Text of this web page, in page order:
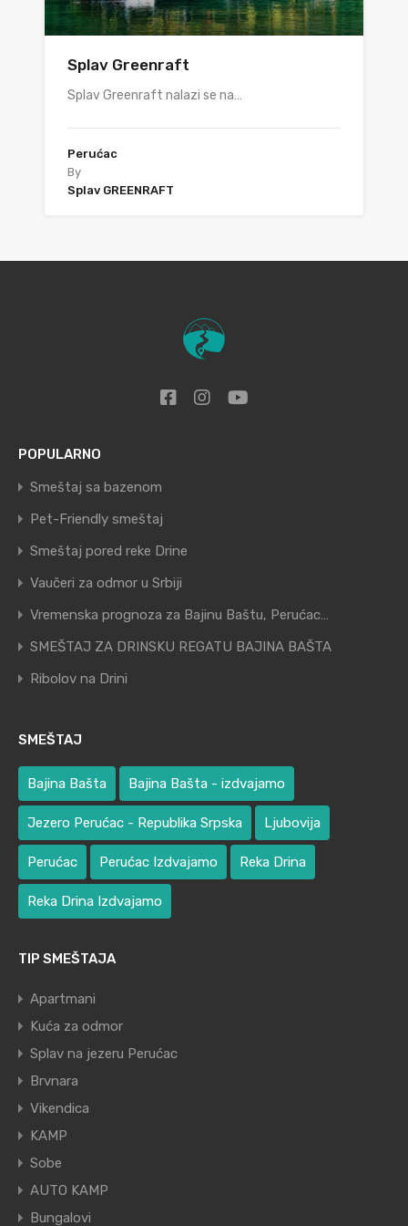
Splav Greenraft
Splav Greenraft nalazi se na…
Perućac
By
Splav GREENRAFT
POPULARNO
Smeštaj sa bazenom
Pet-Friendly smeštaj
Smeštaj pored reke Drine
Vaučeri za odmor u Srbiji
Vremenska prognoza za Bajinu Baštu, Perućac…
SMEŠTAJ ZA DRINSKU REGATU BAJINA BAŠTA
Ribolov na Drini
SMEŠTAJ
Bajina Bašta Bajina Bašta - izdvajamo
Jezero Perućac - Republika Srpska Ljubovija
Perućac Perućac Izdvajamo Reka Drina
Reka Drina Izdvajamo
TIP SMEŠTAJA
Apartmani
Kuća za odmor
Splav na jezeru Perućac
Brvnara
Vikendica
KAMP
Sobe
AUTO KAMP
Bungalovi